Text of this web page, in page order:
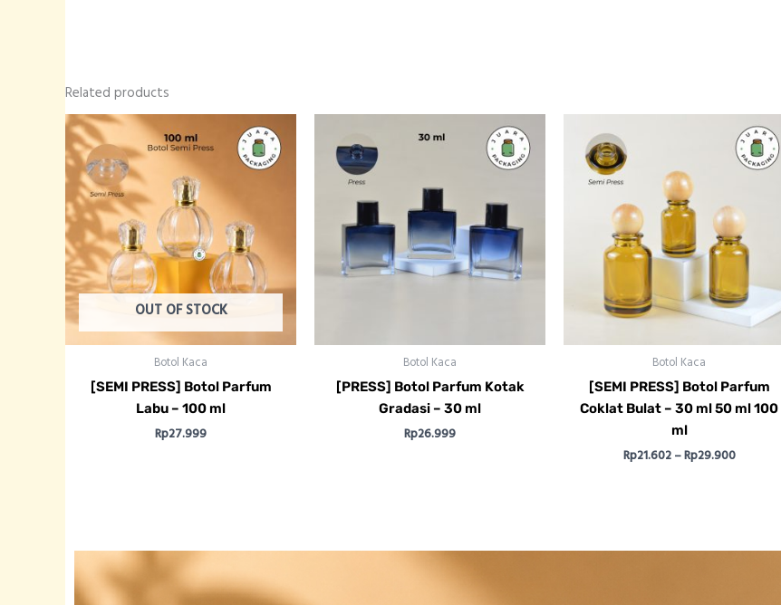
Related products
OUT OF STOCK
Botol Kaca
[SEMI PRESS] Botol Parfum
Labu – 100 ml
Rp27.999
Botol Kaca
[PRESS] Botol Parfum Kotak
Gradasi – 30 ml
Rp26.999
Botol Kaca
[SEMI PRESS] Botol Parfum
Coklat Bulat – 30 ml 50 ml 100
ml
Rp21.602 –Rp29.900
Price
range:
Rp21.602
through